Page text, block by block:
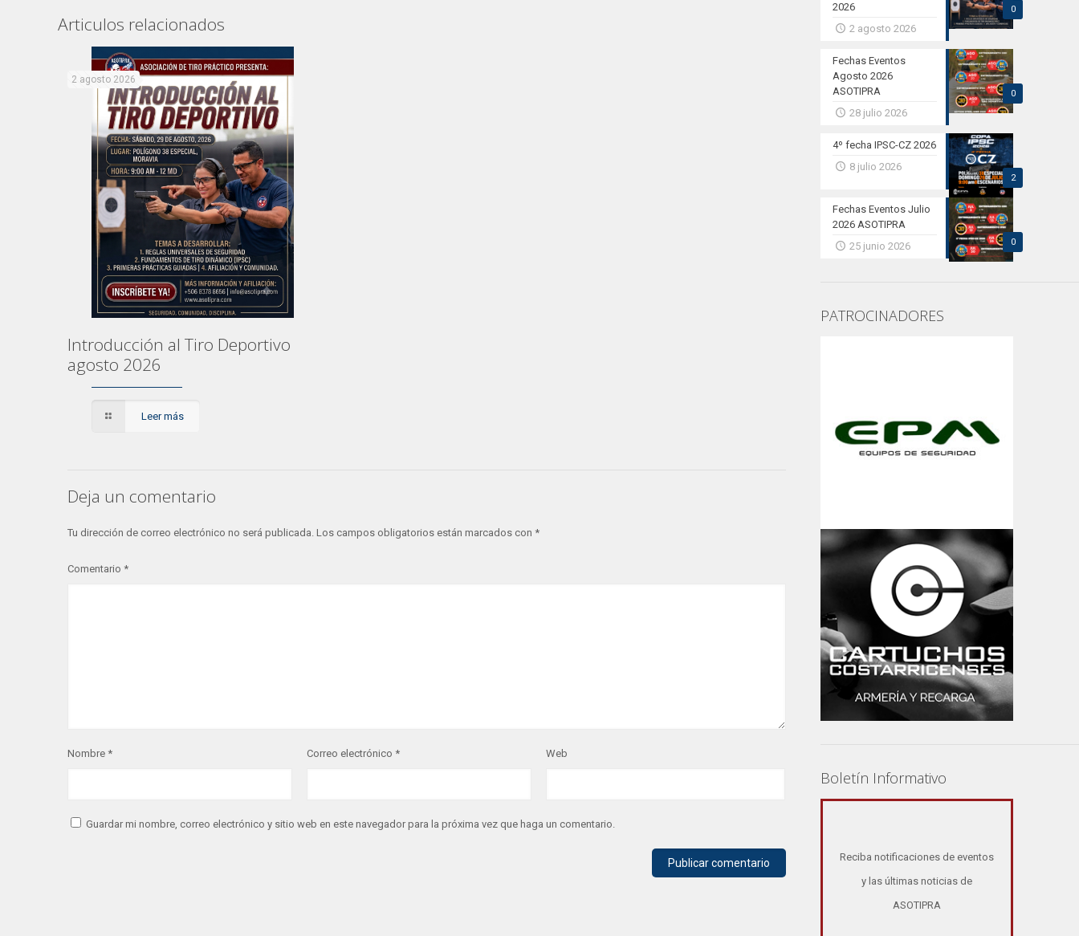
Articulos relacionados
2 agosto 2026
Introducción al Tiro Deportivo
agosto 2026
Leer más
Deja un comentario
Tu dirección de correo electrónico no será publicada. Los campos obligatorios están marcados con *
Comentario *
Nombre * Correo electrónico * Web
Guardar mi nombre, correo electrónico y sitio web en este navegador para la próxima vez que haga un comentario.
0
2026
2 agosto 2026
0
Fechas Eventos
Agosto 2026
ASOTIPRA
28 julio 2026
2
4º fecha IPSC-CZ 2026
8 julio 2026
0
Fechas Eventos Julio
2026 ASOTIPRA
25 junio 2026
PATROCINADORES
Boletín Informativo
Reciba notificaciones de eventos
y las últimas noticias de
ASOTIPRA